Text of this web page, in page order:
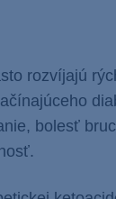
rozvíjajú
bolesť